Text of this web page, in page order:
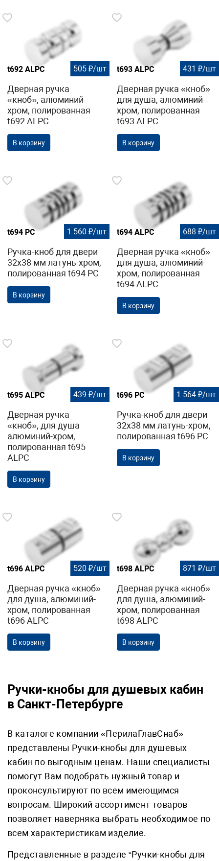
t692 ALPC 505 ₽/шт
Дверная ручка
«кноб», алюминий-
хром, полированная
t692 ALPC
В корзину
t693 ALPC 431 ₽/шт
Дверная ручка «кноб»
для душа, алюминий-
хром, полированная
t693 ALPC
В корзину
t694 PC 1 560 ₽/шт
Ручка-кноб для двери
32х38 мм латунь-хром,
полированная t694 PC
В корзину
t694 ALPC 688 ₽/шт
Дверная ручка «кноб»
для душа, алюминий-
хром, полированная
t694 ALPC
В корзину
t695 ALPC 439 ₽/шт
Дверная ручка
«кноб», для душа
алюминий-хром,
полированная t695
ALPC
В корзину
t696 PC 1 564 ₽/шт
Ручка-кноб для двери
32х38 мм латунь-хром,
полированная t696 PC
В корзину
t696 ALPC 520 ₽/шт
Дверная ручка «кноб»
для душа, алюминий-
хром, полированная
t696 ALPC
В корзину
t698 ALPC 871 ₽/шт
Дверная ручка «кноб»
для душа, алюминий-
хром, полированная
t698 ALPC
В корзину
Ручки-кнобы для душевых кабин
в Санкт-Петербурге
В каталоге компании «ПерилаГлавСнаб»
представлены Ручки-кнобы для душевых
кабин по выгодным ценам. Наши специалисты
помогут Вам подобрать нужный товар и
проконсультируют по всем имеющимся
вопросам. Широкий ассортимент товаров
позволяет наверняка выбрать необходимое по
всем характеристикам изделие.
Представленные в разделе “Ручки-кнобы для